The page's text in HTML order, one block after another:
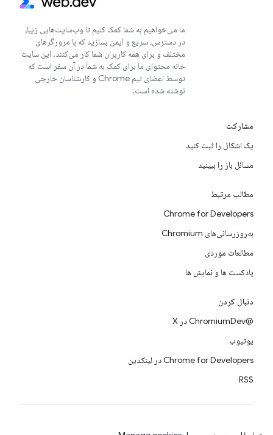
ما می‌خواهیم به شما کمک کنیم تا وب‌سایت‌هایی زیبا،
در دسترس، سریع و ایمن بسازید که با مرورگرهای
مختلف و برای همه کاربران شما کار می‌کنند. این سایت
خانه محتوای ما برای کمک به شما در آن سفر است که
توسط اعضای تیم Chrome و کارشناسان خارجی
نوشته شده است.
مشارکت
یک اشکال را ثبت کنید
مسائل باز را ببینید
مطالب مرتبط
Chrome for Developers
به‌روزرسانی‌های Chromium
مطالعات موردی
پادکست ها و نمایش ها
دنبال کردن
@ChromiumDev در X
یوتیوب
Chrome for Developers در لینکدین
RSS